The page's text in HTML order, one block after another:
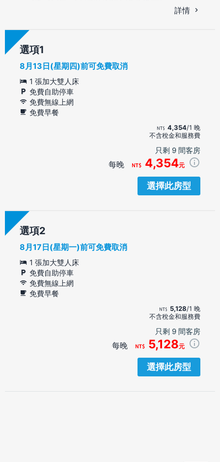
詳情
選項
8月13日(星期四)前可免費取消
1 張加大雙人床
免費自助停車
免費無線上網
免費早餐
4,354/1 晚
不含稅金和服務費
只剩 9 間客房
每晚 4,354元
選擇此房型
選項
8月17日(星期一)前可免費取消
1 張加大雙人床
免費自助停車
免費無線上網
免費早餐
5,128/1 晚
不含稅金和服務費
只剩 9 間客房
每晚 5,128元
選擇此房型